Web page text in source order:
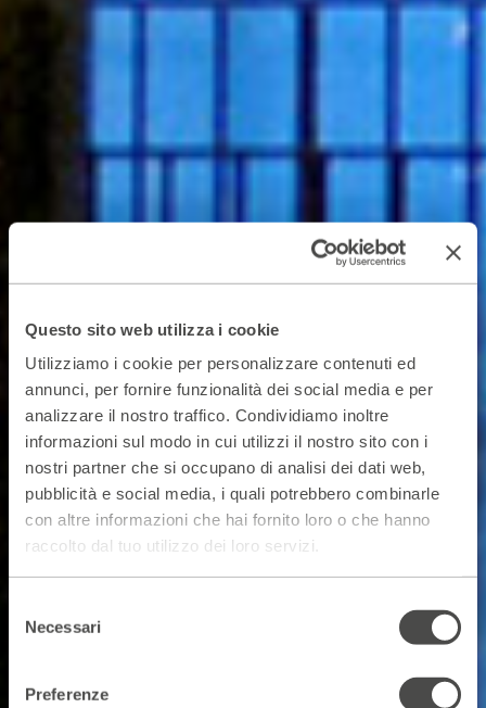
Questo sito web utilizza i cookie
Utilizziamo i cookie per personalizzare contenuti ed
annunci, per fornire funzionalità dei social media e per
analizzare il nostro traffico. Condividiamo inoltre
informazioni sul modo in cui utilizzi il nostro sito con i
nostri partner che si occupano di analisi dei dati web,
pubblicità e social media, i quali potrebbero combinarle
con altre informazioni che hai fornito loro o che hanno
raccolto dal tuo utilizzo dei loro servizi.
delNecessari
Preferenze